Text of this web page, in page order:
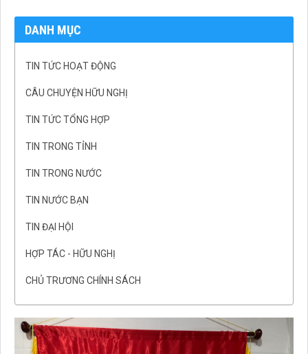
DANH MỤC
TIN TỨC HOẠT ĐỘNG
CÂU CHUYỆN HỮU NGHỊ
TIN TỨC TỔNG HỢP
TIN TRONG TỈNH
TIN TRONG NƯỚC
TIN NƯỚC BẠN
TIN ĐẠI HỘI
HỢP TÁC - HỮU NGHỊ
CHỦ TRƯƠNG CHÍNH SÁCH